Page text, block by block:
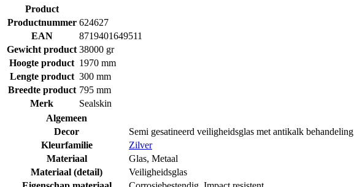
Product
Productnummer 624627
EAN
8719401649511
Gewicht product 38000 gr
Hoogte product 1970 mm
Lengte product 300 mm
Breedte product 795 mm
Merk
Sealskin
Algemeen
Decor
Semi gesatineerd veiligheidsglas met antikalk behandeling
Kleurfamilie
Zilver
Materiaal
Glas, Metaal
Materiaal (detail)
Veiligheidsglas